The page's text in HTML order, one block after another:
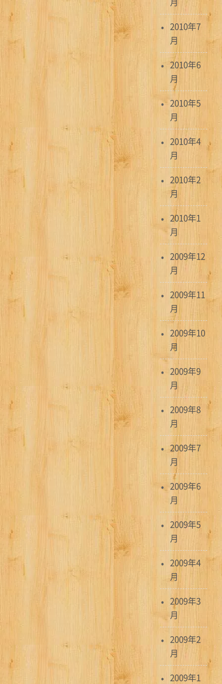
2010年7
月
2010年6
月
2010年5
月
2010年4
月
2010年2
月
2010年1
月
2009年12
月
2009年11
月
2009年10
月
2009年9
月
2009年8
月
2009年7
月
2009年6
月
2009年5
月
2009年4
月
2009年3
月
2009年2
月
2009年1